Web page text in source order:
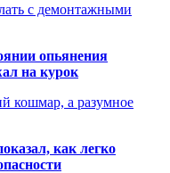
с демонтажными
опьянения
на курок
кошмар, а разумное
как легко